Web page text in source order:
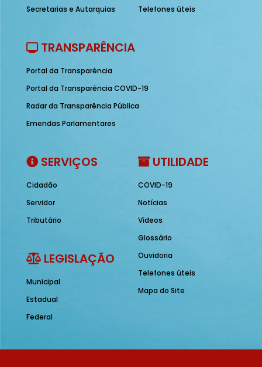
Secretarias e Autarquias
Telefones úteis
TRANSPARÊNCIA
Portal da Transparência
Portal da Transparência COVID-19
Radar da Transparência Pública
Emendas Parlamentares
SERVIÇOS
Cidadão
Servidor
Tributário
LEGISLAÇÃO
Municipal
Estadual
Federal
UTILIDADE
COVID-19
Notícias
Vídeos
Glossário
Ouvidoria
Telefones úteis
Mapa do Site